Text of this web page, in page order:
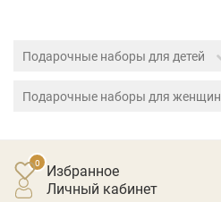
Подарочные наборы для детей
Подарочные наборы для женщин
Избранное
личный кабинет